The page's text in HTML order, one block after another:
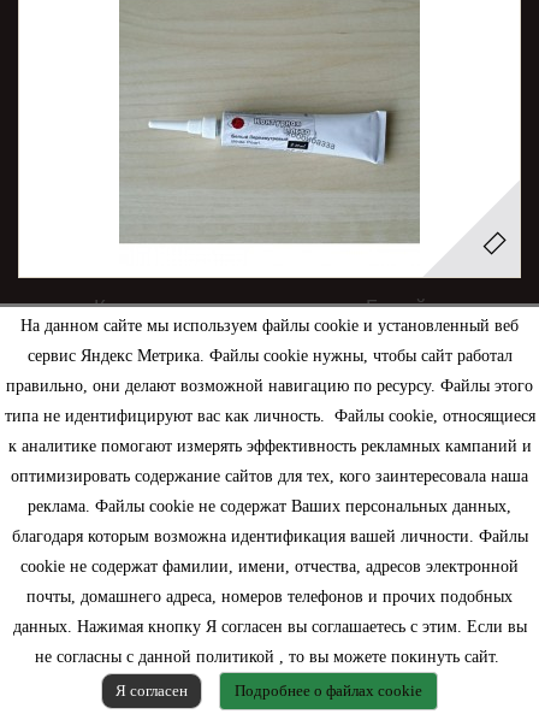
На данном сайте мы используем файлы cookie и установленный веб
сервис Яндекс Метрика. Файлы cookie нужны, чтобы сайт работал
правильно, они делают возможной навигацию по ресурсу. Файлы этого
типа не идентифицируют вас как личность. Файлы cookie, относящиеся
к аналитике помогают измерять эффективность рекламных кампаний и
оптимизировать содержание сайтов для тех, кого заинтересовала наша
реклама. Файлы cookie не содержат Ваших персональных данных,
благодаря которым возможна идентификация вашей личности. Файлы
cookie не содержат фамилии, имени, отчества, адресов электронной
почты, домашнего адреса, номеров телефонов и прочих подобных
данных. Нажимая кнопку Я согласен вы соглашаетесь с этим. Если вы
не согласны с данной политикой , то вы можете покинуть сайт.
Я согласен
Подробнее о файлах cookie
Контурная акриловая паста, Белый...
220,00 руб.
В корзину подробнее
Нет в наличии
Показать все
1 2